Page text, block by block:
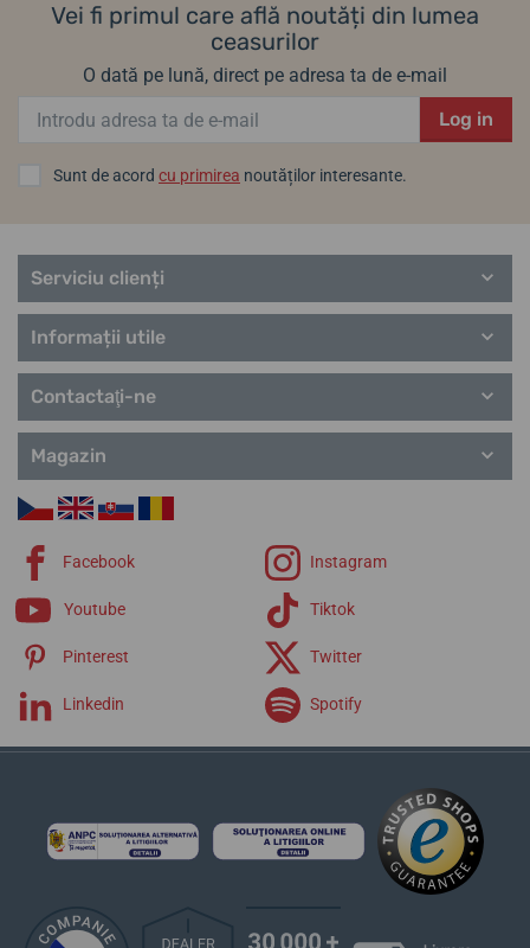
Vei fi primul care află noutăți din lumea
ceasurilor
O dată pe lună, direct pe adresa ta de e-mail
Log in
Sunt de acord cu primirea noutăților interesante.
Serviciu clienți
Informații utile
Contactaţi-ne
Magazin
Facebook Instagram
Youtube Tiktok
Pinterest Twitter
Linkedin Spotify